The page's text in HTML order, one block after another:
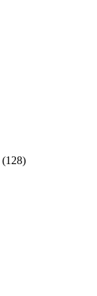
(128)